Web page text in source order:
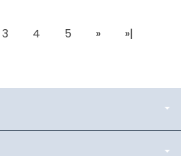
3 4 5 » »|